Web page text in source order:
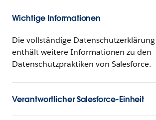
Wichtige Informationen
Die vollständige
enthält weitere Informationen zu den
Datenschutzpraktiken von Salesforce.
Verantwortlicher Salesforce-Einheit